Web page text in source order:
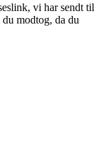
vi har sendt til
modtog, da du